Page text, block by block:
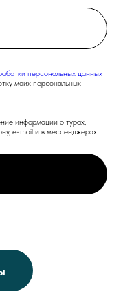
персональных данных
моих персональных
информации о турах,
e-mail и в мессенджерах.